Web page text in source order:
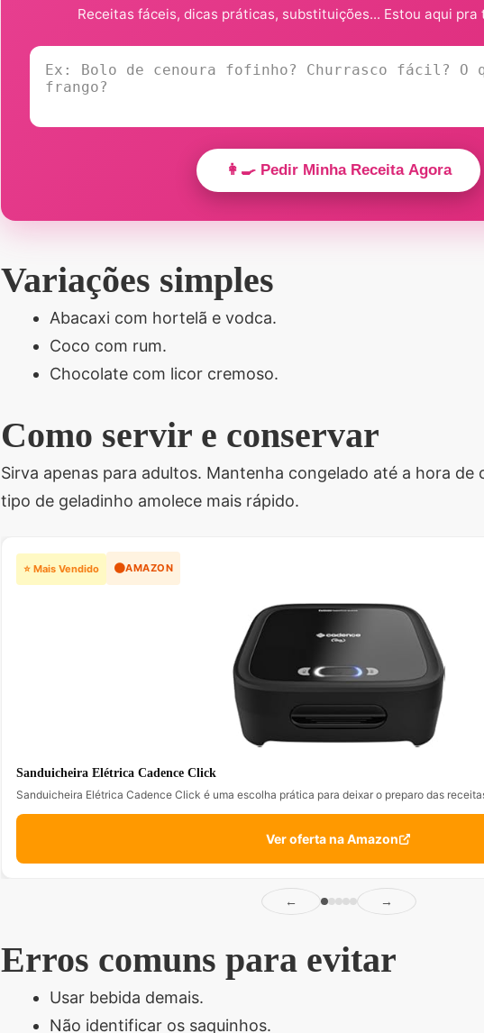
Receitas fáceis, dicas práticas, substituições... Estou aqui pra
👩‍🍳 Pedir Minha Receita Agora
Variações simples
Abacaxi com hortelã e vodca.
Coco com rum.
Chocolate com licor cremoso.
Como servir e conservar
Sirva apenas para adultos. Mantenha congelado até a hora de
tipo de geladinho amolece mais rápido.
⭐ Mais Vendido 🟠AMAZON
Sanduicheira Elétrica Cadence Click
Sanduicheira Elétrica Cadence Click é uma escolha prática para deixar o preparo das
Ver oferta na Amazon
← →
Erros comuns para evitar
Usar bebida demais.
Não identificar os saquinhos.